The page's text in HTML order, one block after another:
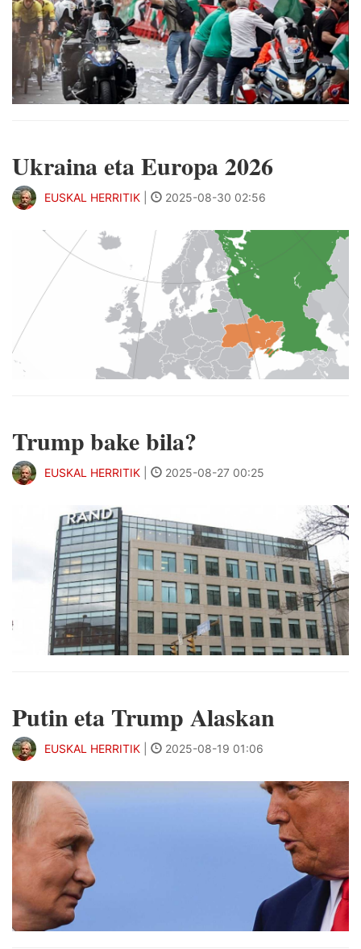
Ukraina eta Europa 2026
EUSKAL HERRITIK 2025-08-30 02:56
Trump bake bila?
EUSKAL HERRITIK 2025-08-27 00:25
Putin eta Trump Alaskan
EUSKAL HERRITIK 2025-08-19 01:06